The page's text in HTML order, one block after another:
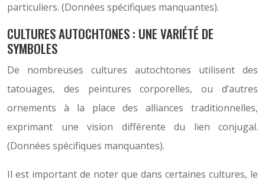
particuliers. (Données spécifiques manquantes).
CULTURES AUTOCHTONES : UNE VARIÉTÉ DE
SYMBOLES
De nombreuses cultures autochtones utilisent des
tatouages, des peintures corporelles, ou d’autres
ornements à la place des alliances traditionnelles,
exprimant une vision différente du lien conjugal.
(Données spécifiques manquantes).
Il est important de noter que dans certaines cultures, le